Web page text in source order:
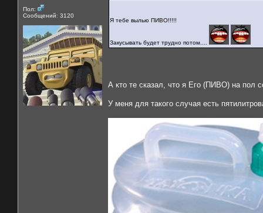
Пол:
Сообщений: 3120
Я тебе вылью ПИВО!!!!!
Закусывать будет трудно потом....
А кто те сказал, что я Его (ПИВО) на пол
У меня для такого случая есть